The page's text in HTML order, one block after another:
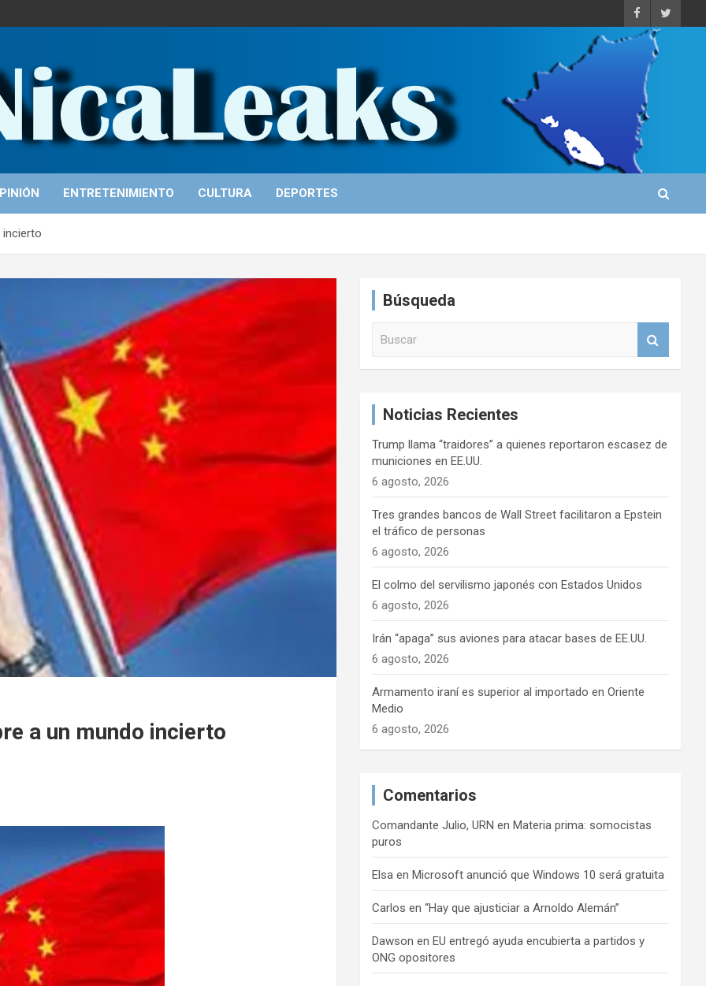
ENTRETENIMIENTO CULTURA DEPORTES
incierto
a un mundo incierto
Búsqueda
Noticias Recientes
Trump llama “traidores” a quienes reportaron escasez de
municiones en EE.UU.
6 agosto, 2026
Tres grandes bancos de Wall Street facilitaron a Epstein
el tráfico de personas
6 agosto, 2026
El colmo del servilismo japonés con Estados Unidos
6 agosto, 2026
Irán “apaga” sus aviones para atacar bases de EE.UU.
6 agosto, 2026
Armamento iraní es superior al importado en Oriente
Medio
6 agosto, 2026
Comentarios
Comandante Julio, URN en Materia prima: somocistas
puros
Elsa en Microsoft anunció que Windows 10 será gratuita
Carlosen“Hay que ajusticiar a Arnoldo Alemán”
Dawson en EU entregó ayuda encubierta a partidos y
ONG opositores